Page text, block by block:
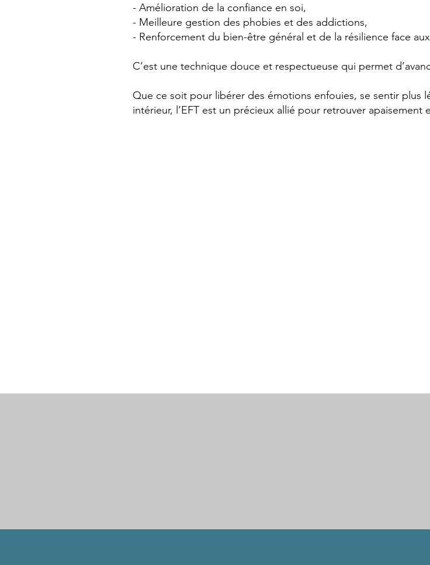
- Amélioration de la confiance en soi,
- Meilleure gestion des phobies et des addictions,
- Renforcement du bien-être général et de la résilience face
C’est une technique douce et respectueuse qui permet
Que ce soit pour libérer des émotions enfouies, se sentir plus
intérieur, l’EFT est un précieux allié pour retrouver apaisement